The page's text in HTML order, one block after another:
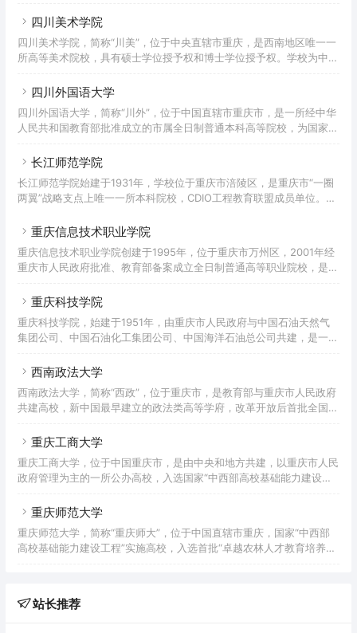
园网站联盟理事单位，“一带一路”标准化教育与研究大学联盟成员，是
省万县初中师资训练班，先后更名为万县大学、万县专科学校、万县师
范专科学校。1994年，万县师范专科学校与万县教育学院合并成立四
四川美术学院
四川美术学院，简称“川美”，位于中央直辖市重庆，是西南地区唯一一
所高等美术院校，具有硕士学位授予权和博士学位授予权。学校为中国
流学科建设高校、全国深化创新创业教育改革示范高校、“全国创新创
年，时为四川省立艺术专科学校；1950年底调整更名为成都艺术专科
学校，1953年与西南人民艺术学院合并，改为西南美术专科学校；
四川外国语大学
四川外国语大学，简称“川外”，位于中国直辖市重庆市，是一所经中华
人民共和国教育部批准成立的市属全日制普通本科高等院校，为国家最
以外国语言文学学科为主，文学、经济学、管理学、法学、教育学、哲
体系，是中国西南地区外语和涉外人才培养以及外国语言文化、对外经
济贸易、国际问题研究的重要基地之一。四川外国语大学始建于1950
长江师范学院
长江师范学院始建于1931年，学校位于重庆市涪陵区，是重庆市“一圈
两翼”战略支点上唯一一所本科院校，CDIO工程教育联盟成员单位。
村师范学校）和涪陵教育学院合并升格为涪陵师范学院，2006年9月，
科专业，涵盖十大学科门类，形成了以文学、理学为基础，教育学、经
济学、管理学、工学、艺术学等为主干，多学科相互融合、协调发展、
重庆信息技术职业学院
重庆信息技术职业学院创建于1995年，位于重庆市万州区，2001年经
重庆市人民政府批准、教育部备案成立全日制普通高等职业院校，是国
院。重庆市高技能人才培养基地、重庆高职单独招生试点院校。据
面积726 亩， 校舍建筑面积16.2万平方米，教学仪器设备资产值
3379.09万元，拥有校内外实习实训场所200余个，图书馆藏书56.11
重庆科技学院
重庆科技学院，始建于1951年，由重庆市人民政府与中国石油天然气
集团公司、中国石油化工集团公司、中国海洋石油总公司共建，是一所
色，涵盖理、工、经、管、法、文、艺的多学科协调发展的全日制公办
越工程师教育培养计划、数据中国“百校工程”、新工科研究与实践项
目、国家级大学生创新创业训练计划、全国创新创业典型经验高校、全
西南政法大学
西南政法大学，简称“西政”，位于重庆市，是教育部与重庆市人民政府
共建高校，新中国最早建立的政法类高等学府，改革开放后首批全国重
化素质教育基地，中国政府奖学金来华留学生接收院校，国家中西部高
重点学科项目、新工科研究与实践项目、国家级大学生创新创业训练计
划实施高校，自主招生试点高校。重庆市一流学科建设高校，以法学为
中
重庆工商大学
重庆工商大学，位于中国重庆市，是由中央和地方共建，以重庆市人民
政府管理为主的一所公办高校，入选国家“中西部高校基础能力建设工
划”、“服务国家特殊需求博士人才培养项目”、“国家大学生文化素质教
是重庆市国际人文特色高校、重庆市国际交流合作示范校、重庆市一流
学科建设高校，重庆市“数字校园”示范学校和教育信息化试点单位，为
重庆师范大学
重庆师范大学，简称“重庆师大”，位于中国直辖市重庆，国家“中西部
高校基础能力建设工程”实施高校，入选首批“卓越农林人才教育培养计
史源于1906年官立川东师范学堂，主体创办于1954年1月，时名重庆师
站长推荐